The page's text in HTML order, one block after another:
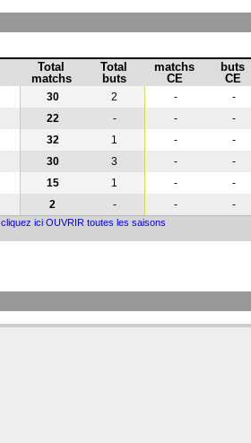
Total
matchs
Total
buts
matchs
CE
buts
CE
30 2 -
-
22 - -
-
32 1 -
-
30 3 -
-
15 1 -
-
2 - - -
cliquez ici OUVRIR toutes les saisons